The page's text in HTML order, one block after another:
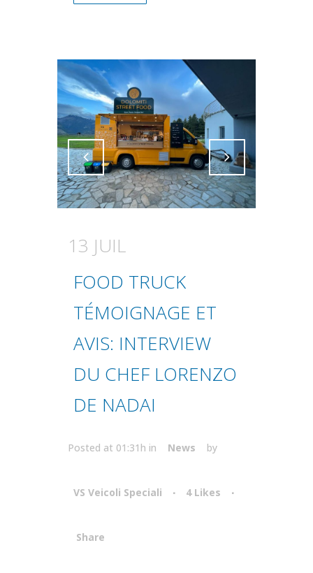
Attiva comando Attiva comando
13 JUIL
FOOD TRUCK
TÉMOIGNAGE ET
AVIS: INTERVIEW
DU CHEF LORENZO
DE NADAI
Posted at 01:31h in News by
VS Veicoli Speciali 4 Likes
Share
Attiva comando